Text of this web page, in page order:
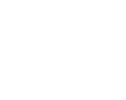
¿Cuánto costará
se elimina el
2025? Málaga, a